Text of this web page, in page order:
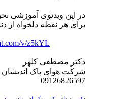
برای هر نقطه دلخواه از
v/z5kYL
دکتر مصطفی کلهر
شرکت هوای پاک اندیشان
09126826597